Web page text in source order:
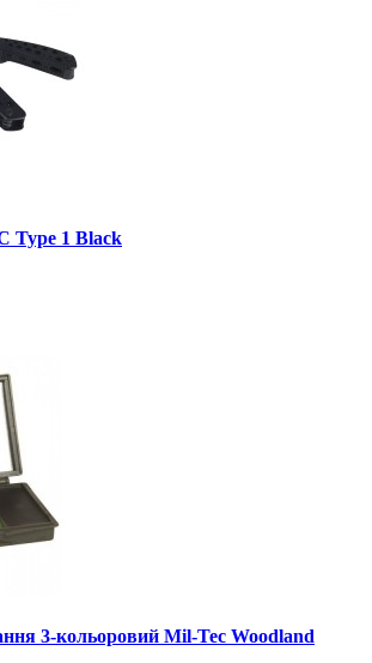
Type 1 Black
3-кольоровий Mil-Tec Woodland